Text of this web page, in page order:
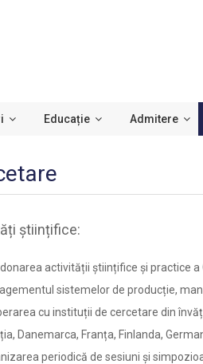
Educație Admitere
științifice:
activității științifice și practice
sistemelor de producție,
cu instituții de cercetare din
Danemarca, Franța, Finlanda,
periodică de sesiuni și